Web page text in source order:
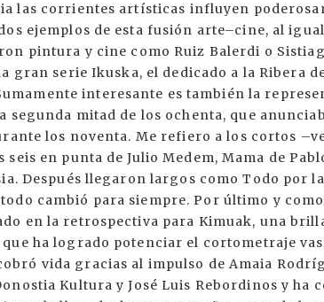
las corrientes artísticas influyen
ejemplos de esta fusión arte–cine, al
pintura y cine como Ruiz Balerdi o
gran serie Ikuska, el dedicado a la Ribera
interesante es también la
segunda mitad de los ochenta, que
los noventa. Me refiero a los cortos
en punta de Julio Medem, Mama de
Después llegaron largos como Todo por la
cambió para siempre. Por último y
en la retrospectiva para Kimuak, una
ha logrado potenciar el cortometraje
vida gracias al impulso de Amaia
Kultura y José Luis Rebordinos y ha